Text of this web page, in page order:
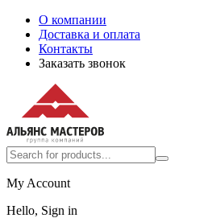
О компании
Доставка и оплата
Контакты
Заказать звонок
My Account
Hello, Sign in